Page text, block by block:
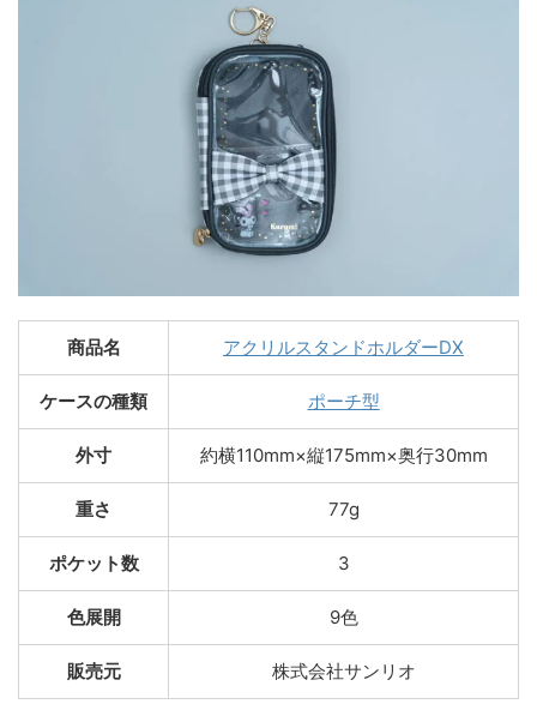
商品名 アクリルスタンドホルダーDX
ケースの種類 ポーチ型
外寸 約横110mm×縦175mm×奥行30mm
重さ 77g
ポケット数 3
色展開 9色
販売元 株式会社サンリオ